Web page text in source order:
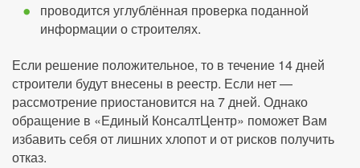
проводится углублённая проверка поданной
информации о строителях.
Если решение положительное, то в течение 14 дней
строители будут внесены в реестр. Если нет —
рассмотрение приостановится на 7 дней. Однако
обращение в «Единый КонсалтЦентр» поможет Вам
избавить себя от лишних хлопот и от рисков получить
отказ.